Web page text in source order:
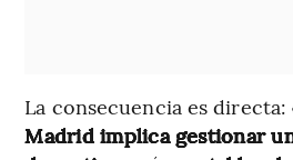
La consecuencia es directa:
Madrid implica gestionar